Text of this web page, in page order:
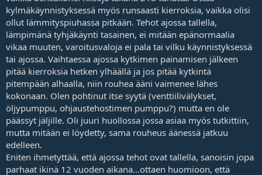
o
i
t
t
a
j
a
ä
r
ä
kylmäkäynnistyksessä myös runsaasti kierroksia, vaikka olisi
ollut lämmityspiuhassa pitkään. Tehot ajossa tallella,
lämpimänä tyhjäkäynti tasainen, ei mitään epänormaalia
vikaa muuten, varoitusvaloja ei pala tai vilku käynnistyksessä
tai ajossa. Vaihtaessa ajossa kytkimen painamisen jälkeen
pitää kierroksia hetken ylhäällä ja jos pitää kytkintä
pitempään alhaalla, niin rouhea ääni vaimenee lähes
kokonaan. Olen pohtinut itse syytä (venttiilivälykset,
öljypumppu, ohjaustehostimen pumppu?) mutta en ole
päässyt jäljille. Oli juuri huollossa jossa asiaa myös tutkittiin,
mutta mitään ei löydetty, sama rouheus äänessä jatkuu
edelleen.
Eniten ihmetyttää, että ajossa tehot ovat tallella, sanoisin jopa
parhaat ikinä 12 vuoden aikana...ottaen huomioon, että